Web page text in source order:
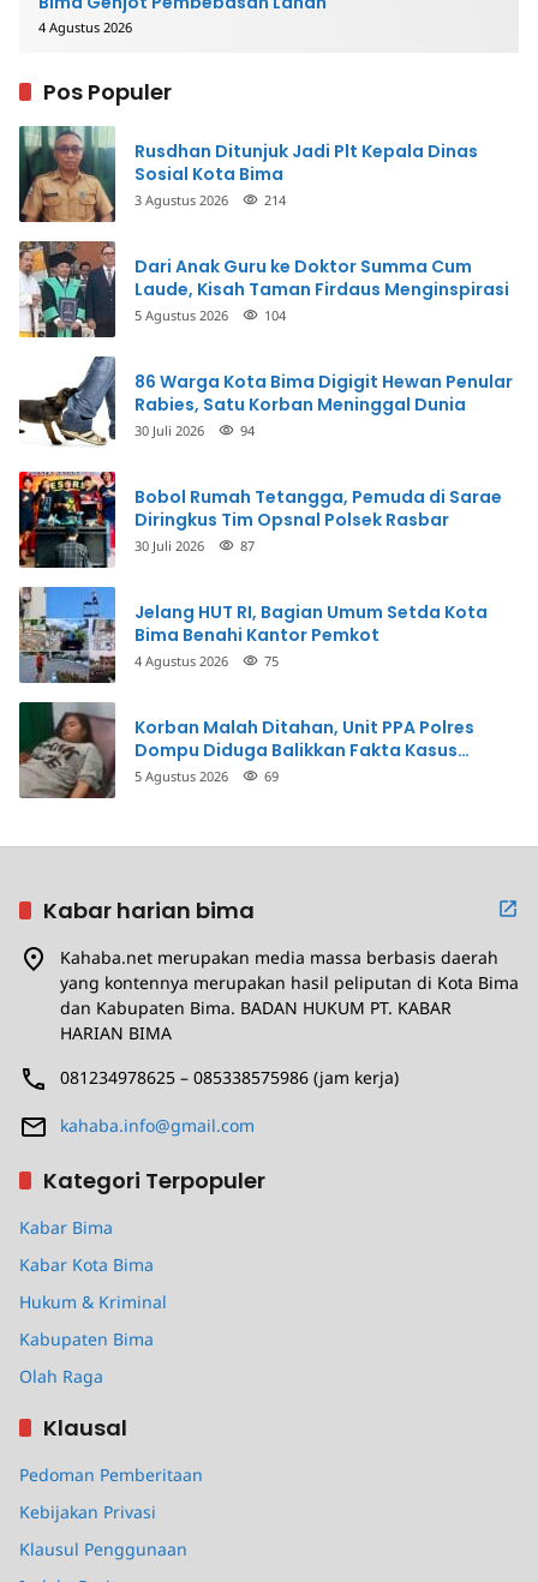
4 Agustus 2026
Pos Populer
Rusdhan Ditunjuk Jadi Plt Kepala Dinas
Sosial Kota Bima
3 Agustus 2026 214
Dari Anak Guru ke Doktor Summa Cum
Laude, Kisah Taman Firdaus Menginspirasi
5 Agustus 2026 104
86 Warga Kota Bima Digigit Hewan Penular
Rabies, Satu Korban Meninggal Dunia
30 Juli 2026 94
Bobol Rumah Tetangga, Pemuda di Sarae
Diringkus Tim Opsnal Polsek Rasbar
30 Juli 2026 87
Jelang HUT RI, Bagian Umum Setda Kota
Bima Benahi Kantor Pemkot
4 Agustus 2026 75
Korban Malah Ditahan, Unit PPA Polres
Dompu Diduga Balikkan Fakta Kasus
Penganiayaan
5 Agustus 2026 69
Kabar harian bima
Kahaba.net merupakan media massa berbasis daerah
yang kontennya merupakan hasil peliputan di Kota Bima
dan Kabupaten Bima. BADAN HUKUM PT. KABAR
HARIAN BIMA
081234978625 – 085338575986 (jam kerja)
kahaba.info@gmail.com
Kategori Terpopuler
Kabar Bima
Kabar Kota Bima
Hukum & Kriminal
Kabupaten Bima
Olah Raga
Klausal
Pedoman Pemberitaan
Kebijakan Privasi
Klausul Penggunaan